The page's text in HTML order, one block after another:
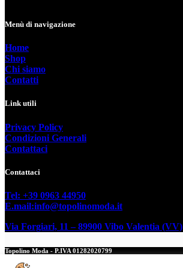
del
varianti.
Menù di navigazione
Home
Shop
Chi siamo
Contatti
Link utili
Privacy Policy
Condizioni Generali
Contattaci
Contattaci
Tel: +39 0963 44950
E.mail:info@topolinomoda.it
Via Forgiari, 11 – 89900 Vibo Valentia (VV)
Topolino Moda - P.IVA 01282020799